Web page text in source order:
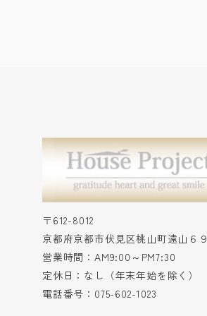
〒612-8012
京都府京都市伏見区桃山町遠山６９
営業時間：AM9:00～PM7:30
定休日：なし（年末年始を除く）
電話番号：075-602-1023